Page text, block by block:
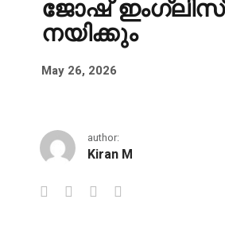
ജോഷ് ഇംഗ്ലിസ്
നയിക്കും
May 26, 2026
author:
Kiran M